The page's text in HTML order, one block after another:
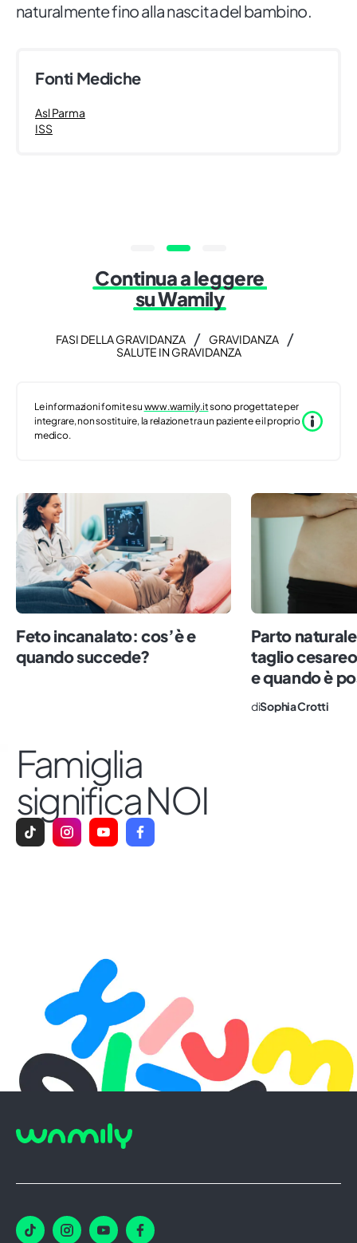
naturalmente fino alla nascita del bambino.
Fonti Mediche
Asl Parma
ISS
Continua a leggere
su Wamily
FASI DELLA GRAVIDANZA / GRAVIDANZA /
SALUTE IN GRAVIDANZA
Le informazioni fornite su www.wamily.itsono progettate per
integrare, non sostituire, la relazione tra un paziente e il proprio
medico.
Feto incanalato: cos’è e
quando succede?
Parto
taglio
e quando è
diSophia Crotti
Famiglia
significa NOI